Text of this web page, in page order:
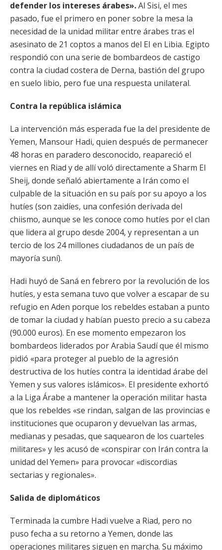
defender los intereses árabes».Al Sisi, el mes
pasado, fue el primero en poner sobre la mesa la
necesidad de la unidad militar entre árabes tras el
asesinato de 21 coptos a manos del EI en Libia. Egipto
respondió con una serie de bombardeos de castigo
contra la ciudad costera de Derna, bastión del grupo
en suelo libio, pero fue una respuesta unilateral.
Contra la república islámica
La intervención más esperada fue la del presidente de
Yemen, Mansour Hadi, quien después de permanecer
48 horas en paradero desconocido, reapareció el
viernes en Riad y de allí voló directamente a Sharm El
Sheij, donde señaló abiertamente a Irán como el
culpable de la situación en su país por su apoyo a los
hutíes (son zaidíes, una confesión derivada del
chiismo, aunque se les conoce como hutíes por el clan
que lidera al grupo desde 2004, y representan a un
tercio de los 24 millones ciudadanos de un país de
mayoría suní).
Hadi huyó de Saná en febrero por la revolución de los
hutíes, y esta semana tuvo que volver a escapar de su
refugio en Aden porque los rebeldes estaban a punto
de tomar la ciudad y habían puesto precio a su cabeza
(90.000 euros). En ese momento empezaron los
bombardeos liderados por Arabia Saudí que él mismo
pidió «para proteger al pueblo de la agresión
destructiva de los hutíes contra la identidad árabe del
Yemen y sus valores islámicos». El presidente exhortó
a la Liga Árabe a mantener la operación militar hasta
que los rebeldes «se rindan, salgan de las provincias e
instituciones que ocuparon y devuelvan las armas,
medianas y pesadas, que saquearon de los cuarteles
militares» y les acusó de «conspirar con Irán contra la
unidad del Yemen» para provocar «discordias
sectarias y regionales».
Salida de diplomáticos
Terminada la cumbre Hadi vuelve a Riad, pero no
puso fecha a su retorno a Yemen, donde las
operaciones militares siguen en marcha. Su máximo